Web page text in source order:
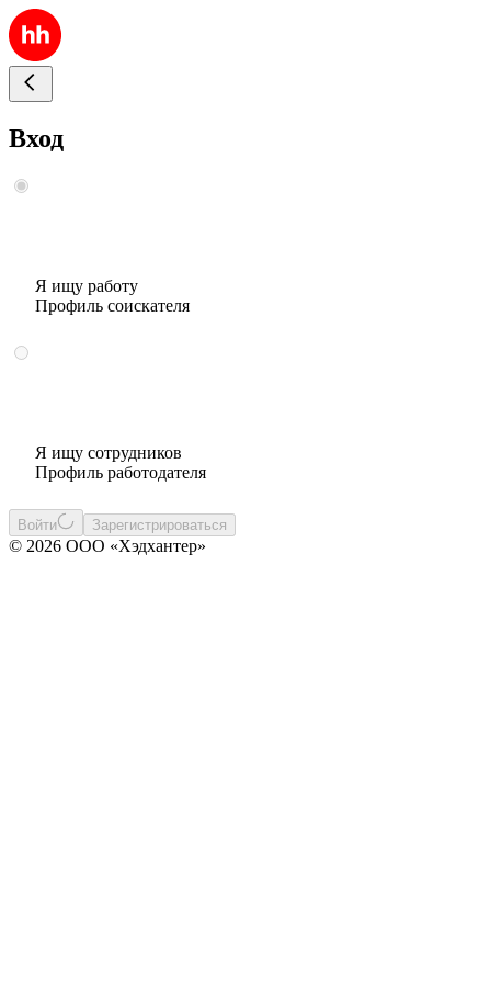
Вход
Я ищу работу
Профиль соискателя
Я ищу сотрудников
Профиль работодателя
Войти Зарегистрироваться
© 2026 ООО «Хэдхантер»